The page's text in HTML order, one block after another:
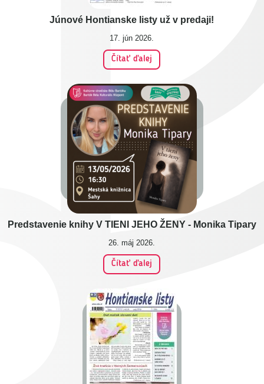
Júnové Hontianske listy už v predaji!
17. jún 2026.
Čítať ďalej
Predstavenie knihy V TIENI JEHO ŽENY - Monika Tipary
26. máj 2026.
Čítať ďalej